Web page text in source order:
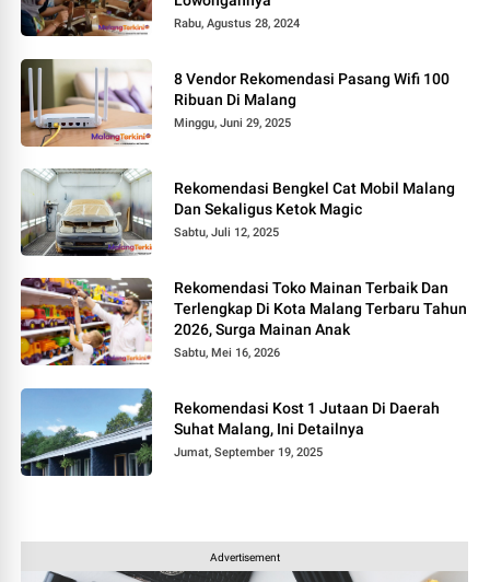
Rabu, Agustus 28, 2024
8 Vendor Rekomendasi Pasang Wifi 100
Ribuan Di Malang
Minggu, Juni 29, 2025
Rekomendasi Bengkel Cat Mobil Malang
Dan Sekaligus Ketok Magic
Sabtu, Juli 12, 2025
Rekomendasi Toko Mainan Terbaik Dan
Terlengkap Di Kota Malang Terbaru Tahun
2026, Surga Mainan Anak
Sabtu, Mei 16, 2026
Rekomendasi Kost 1 Jutaan Di Daerah
Suhat Malang, Ini Detailnya
Jumat, September 19, 2025
Advertisement